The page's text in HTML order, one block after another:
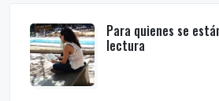
Para quienes se
lectura